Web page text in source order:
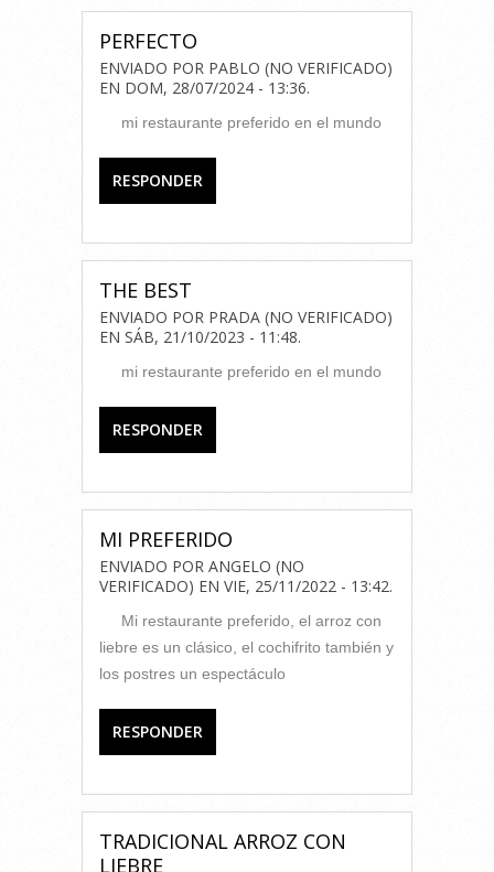
PERFECTO
ENVIADO POR PABLO (NO VERIFICADO)
EN DOM, 28/07/2024 - 13:36.
mi restaurante preferido en el mundo
RESPONDER
THE BEST
ENVIADO POR PRADA (NO VERIFICADO)
EN SÁB, 21/10/2023 - 11:48.
mi restaurante preferido en el mundo
RESPONDER
MI PREFERIDO
ENVIADO POR ANGELO (NO
VERIFICADO) EN VIE, 25/11/2022 - 13:42.
Mi restaurante preferido, el arroz con
liebre es un clásico, el cochifrito también y
los postres un espectáculo
RESPONDER
TRADICIONAL ARROZ CON
LIEBRE